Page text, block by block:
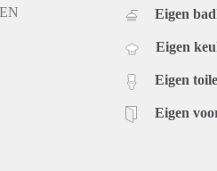
Eigen
Eigen
Eigen
Eigen